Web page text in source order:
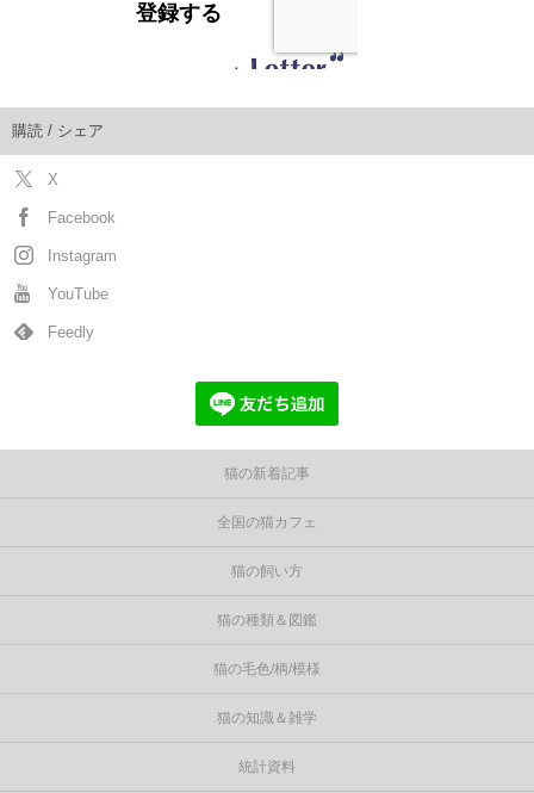
購読 / シェア
X
Facebook
Instagram
YouTube
Feedly
猫の新着記事
全国の猫カフェ
猫の飼い方
猫の種類＆図鑑
猫の毛色/柄/模様
猫の知識＆雑学
統計資料